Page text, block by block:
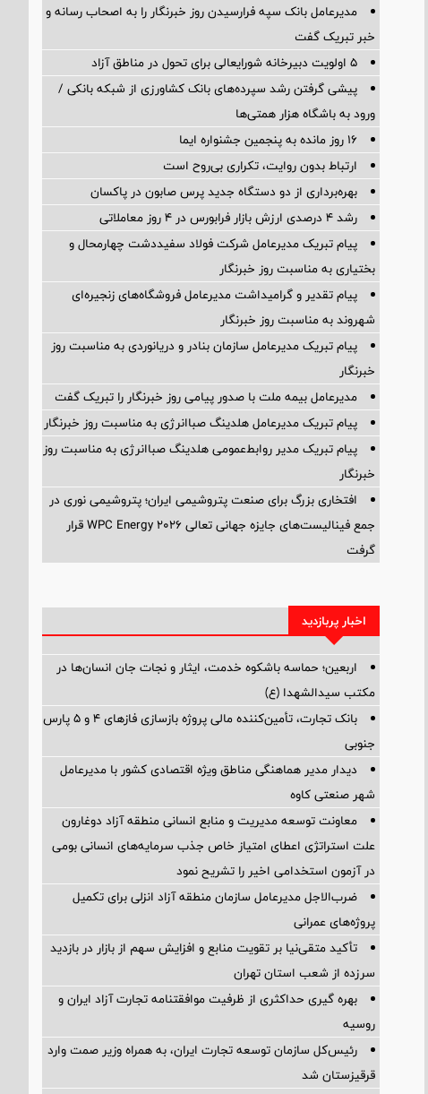
مدیرعامل بانک سپه فرارسیدن روز خبرنگار را به اصحاب رسانه و
خبر تبریک گفت
5 اولویت دبیرخانه شورایعالی برای تحول در مناطق آزاد
پیشی گرفتن رشد سپرده‌های بانک کشاورزی از شبکه بانکی /
ورود به باشگاه هزار همتی‌ها
16 روز مانده به پنجمین جشنواره ایما
ارتباط بدون روایت، تکراری بی‌روح است
بهره‌برداری از دو دستگاه جدید پرس صابون در پاكسان
رشد ۴ درصدی ارزش بازار فرابورس در ۴ روز معاملاتی
پیام تبریک مدیرعامل شرکت فولاد سفیددشت چهارمحال و
بختیاری به مناسبت روز خبرنگار
پیام تقدیر و گرامیداشت مدیرعامل فروشگاه‌های زنجیره‌ای
شهروند به مناسبت روز خبرنگار
پیام تبریک مدیرعامل سازمان بنادر و دریانوردی به مناسبت روز
خبرنگار
مدیرعامل بیمه ملت با صدور پیامی روز خبرنگار را تبریک گفت
پیام تبریک مدیرعامل هلدینگ صباانرژی به مناسبت روز خبرنگار
پیام تبریک مدیر روابط‌عمومی هلدینگ صباانرژی به مناسبت روز
خبرنگار
افتخاری بزرگ برای صنعت پتروشیمی ایران؛ پتروشیمی نوری در
جمع فینالیست‌های جایزه جهانی تعالی WPC Energy 2026 قرار
گرفت
اخبار پربازدید
اربعین؛ حماسه باشکوه خدمت، ایثار و نجات جان انسان‌ها در
مکتب سیدالشهدا (ع)
بانک تجارت، تأمین‌کننده مالی پروژه بازسازی فازهای ۴ و ۵ پارس
جنوبی
دیدار مدیر هماهنگی مناطق ویژه اقتصادی کشور با مدیرعامل
شهر صنعتی کاوه
معاونت توسعه مدیریت و منابع انسانی منطقه آزاد دوغارون
علت استراتژی اعطای امتیاز خاص جذب سرمایه‌های انسانی بومی
در آزمون استخدامی اخیر را تشریح نمود
ضرب‌الاجل مدیرعامل سازمان منطقه آزاد انزلی برای تكمیل
پروژه‌های عمرانی
تأکید متقی‌نیا بر تقویت منابع و افزایش سهم از بازار در بازدید
سرزده از شعب استان تهران
بهره گیری حداکثری از ظرفیت موافقتنامه تجارت آزاد ایران و
روسیه
رئیس‌کل سازمان توسعه تجارت ایران، به همراه وزیر صمت وارد
قرقیزستان شد